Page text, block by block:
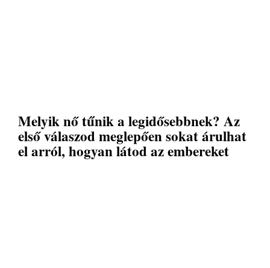
Melyik nő tűnik a legidősebbnek? Az
első válaszod meglepően sokat árulhat
el arról, hogyan látod az embereket